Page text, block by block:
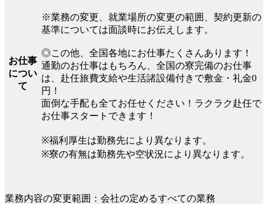
お仕事
につい
て
※業務の変更、就業場所の変更の範囲、契約更新の
基準については面談時にお伝えします。
◎この他、全国各地にお仕事たくさんあります！
通勤のお仕事はもちろん、全国の寮完備のお仕事
は、赴任旅費支給や生活諸設備付きで敷金・礼金0
円！
面倒な手配も全てお任せください！ラクラク赴任で
お仕事スタートできます！
※福利厚生は勤務先により異なります。
※寮の有無は勤務先や空状況により異なります。
業務内容の変更範囲：会社の定めるすべての業務